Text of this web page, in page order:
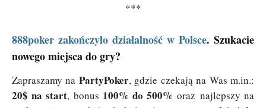
***
888poker zakończyło działalność w Polsce. Szukacie
nowego miejsca do gry?
Zapraszamy na PartyPoker, gdzie czekają na Was m.in.:
20$ na start, bonus 100% do 500% oraz najlepszy na